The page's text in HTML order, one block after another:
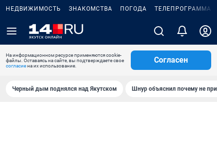
НЕДВИЖИМОСТЬ ЗНАКОМСТВА ПОГОДА ТЕЛЕПРОГРАММА
На информационном ресурсе применяются cookie-
файлы. Оставаясь на сайте, вы подтверждаете свое
согласиена их использование.
Согласен
Черный дым поднялся над Якутском Шнур объяснил почему не